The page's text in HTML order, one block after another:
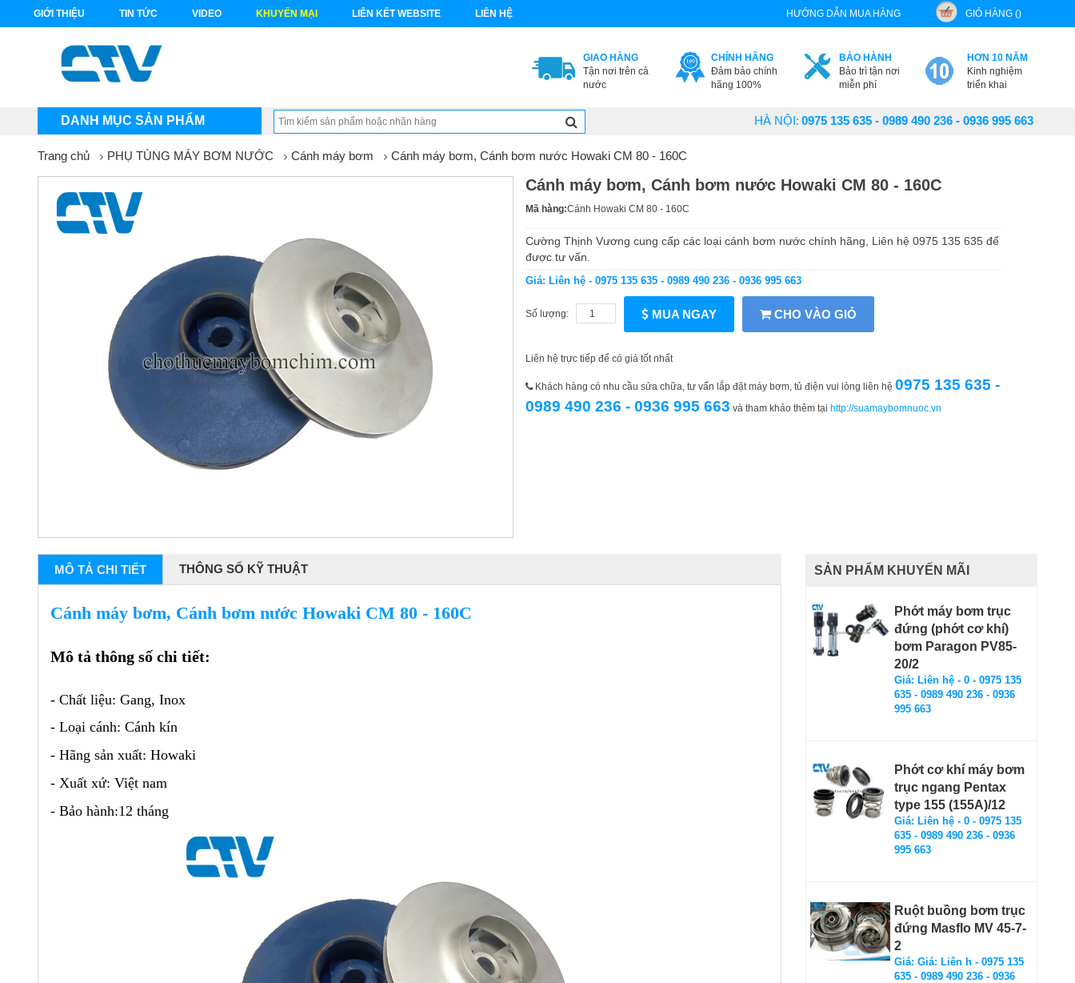
GIỚI THIỆU TIN TỨC VIDEO KHUYẾN MẠI LIÊN KẾT WEBSITE LIÊN HỆ HƯỚNG DẪN MUA HÀNG GIỎ HÀNG ()
GIAO HÀNG
Tận nơi trên cả
nước
CHÍNH HÃNG
Đảm bảo chính
hãng 100%
BẢO HÀNH
Bảo trì tận nơi
miễn phí
HƠN 10 NĂM
Kinh nghiệm
triển khai
DANH MỤC SẢN PHẨM HÀ NỘI: 0975 135 635 - 0989 490 236 - 0936 995 663
Trang chủ PHỤ TÙNG MÁY BƠM NƯỚC Cánh máy bơm Cánh máy bơm, Cánh bơm nước Howaki CM 80 - 160C
Cánh máy bơm, Cánh bơm nước Howaki CM 80 - 160C
Mã hàng:Cánh Howaki CM 80 - 160C
Cường Thịnh Vương cung cấp các loại cánh bơm nước chính hãng, Liên hệ 0975 135 635 để
được tư vấn.
Giá: Liên hệ - 0975 135 635 - 0989 490 236 - 0936 995 663
Số lượng: MUA NGAY CHO VÀO GIỎ
Liên hệ trực tiếp để có giá tốt nhất
Khách hàng có nhu cầu sửa chữa, tư vấn lắp đặt máy bơm, tủ điện vui lòng liên hệ 0975 135 635 -
0989 490 236 - 0936 995 663 và tham khảo thêm tại http://suamaybomnuoc.vn
MÔ TẢ CHI TIẾT THÔNG SỐ KỸ THUẬT
Cánh máy bơm, Cánh bơm nước Howaki CM 80 - 160C
Mô tả thông số chi tiết:
- Chất liệu: Gang, Inox
- Loại cánh: Cánh kín
- Hãng sản xuất: Howaki
- Xuất xứ: Việt nam
- Bảo hành:12 tháng
SẢN PHẨM KHUYẾN MÃI
Phớt máy bơm trục
đứng (phớt cơ khí)
bơm Paragon PV85-
20/2
Giá: Liên hệ - 0 - 0975 135
635 - 0989 490 236 - 0936
995 663
Phớt cơ khí máy bơm
trục ngang Pentax
type 155 (155A)/12
Giá: Liên hệ - 0 - 0975 135
635 - 0989 490 236 - 0936
995 663
Ruột buồng bơm trục
đứng Masflo MV 45-7-
2
Giá: Giá: Liên h - 0975 135
635 - 0989 490 236 - 0936